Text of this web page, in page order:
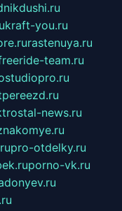
kraft-you.ru
rastenuya.ru
team.ru
news.ru
pro-otdelky.ru
porno-vk.ru